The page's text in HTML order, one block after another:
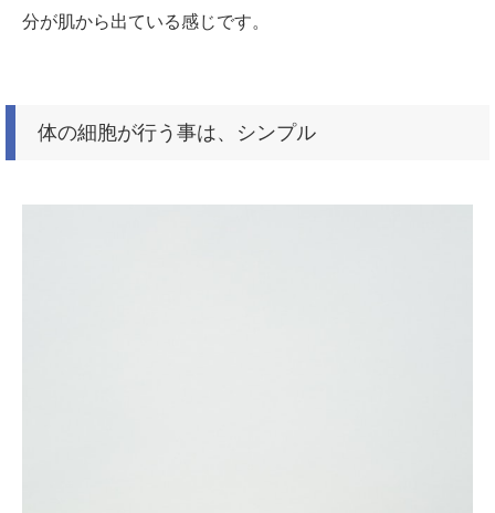
分が肌から出ている感じです。
体の細胞が行う事は、シンプル